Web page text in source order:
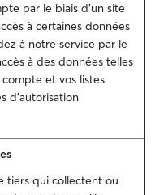
par le biais d'un site
à certaines données
à notre service par le
à des données telles
et vos listes
d'autorisation
tiers qui collectent ou